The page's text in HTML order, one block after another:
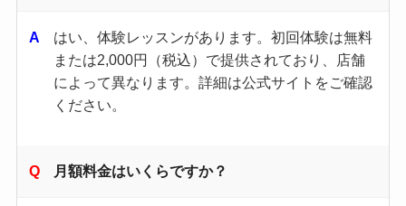
はい、体験レッスンがあります。​初回体験は無料
または2,000円（税込）で提供されており、店舗
によって異なります。​詳細は公式サイトをご確認
ください。 ​
月額料金はいくらですか？